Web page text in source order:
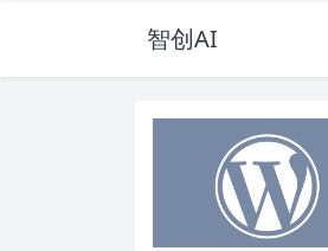
智创AI